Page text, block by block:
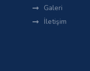
Galeri
İletişim